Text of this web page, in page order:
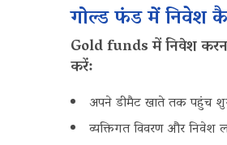
गोल्ड फंड में निवेश
Gold funds में निवेश
करें:
अपने डीमैट खाते तक पहुंच
व्यक्तिगत विवरण और निवेश